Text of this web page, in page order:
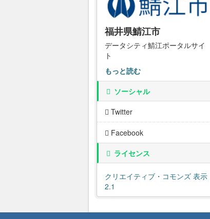
福井県鯖江市
データシティ鯖江ポータルサイ
ト
もっと読む
ソーシャル
Twitter
Facebook
ライセンス
クリエイティブ・コモンズ 表示
2.1